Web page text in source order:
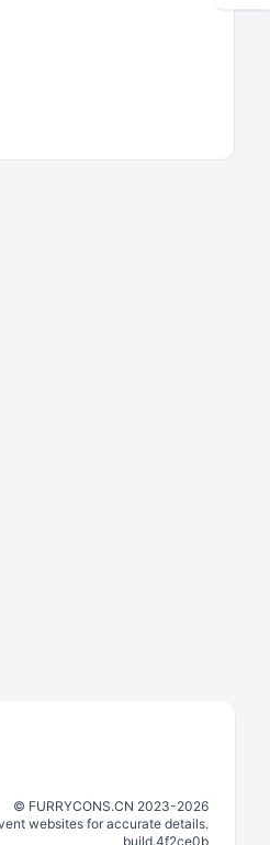
©️ FURRYCONS.CN 2023-2026
websites for accurate details.
build.4f2ce0b